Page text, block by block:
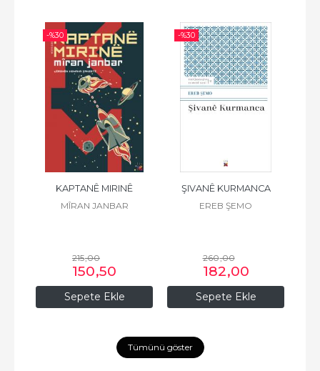
-%30
Sepete Ekle
KAPTANÊ MIRINÊ
MÎRAN JANBAR
215,00
150,50
-%30
Sepete Ekle
ŞIVANÊ KURMANCA
EREB ŞEMO
260,00
182,00
Tümünü göster